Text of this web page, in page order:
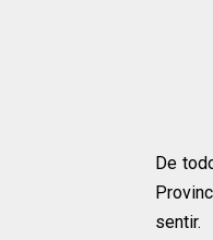
De
sentir.